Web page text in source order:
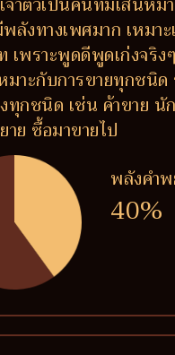
ลังทางเพศมาก เหมา
เพราะพูดดีพูดเก่งจริง
มาะกับการขายทุกชนิด
งทุกชนิด เช่น ค้าขาย นั
าย ซื้อมาขายไป
พลังคำ
40%